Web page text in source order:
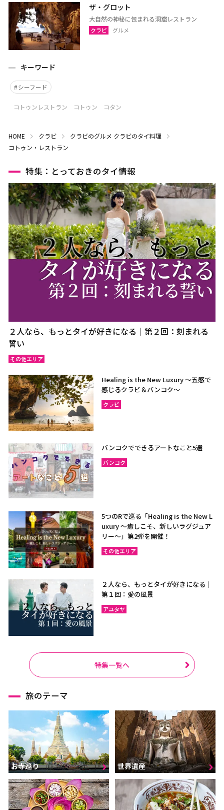
ザ・グロット
大自然の神秘に包まれる洞窟レストラン
クラビ グルメ
キーワード
シーフード
コトゥンレストラン コトゥン コタン
HOME クラビ クラビのグルメ クラビのタイ料理
コトゥン・レストラン
特集：とっておきのタイ情報
２人なら、もっとタイが好きになる｜第２回：刻まれる
誓い
その他エリア
Healing is the New Luxury ～五感で
感じるクラビ＆バンコク～
クラビ
バンコクでできるアートなこと5選
バンコク
5つのRで巡る「Healing is the New L
uxury ～癒しこそ、新しいラグジュア
リー〜」第2弾を開催！
その他エリア
２人なら、もっとタイが好きになる｜
第１回：愛の風景
アユタヤ
特集一覧へ
旅のテーマ
お寺巡り 世界遺産